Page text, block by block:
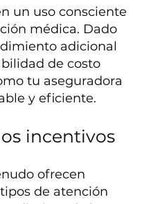
un uso consciente
médica. Dado
adicional
de costo
tu aseguradora
y eficiente.
incentivos
ofrecen
de atención